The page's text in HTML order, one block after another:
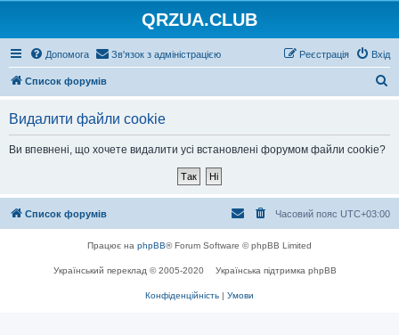
QRZUA.CLUB
Допомога Зв'язок з адміністрацією Вхід
Реєстрація
Список форумів
Видалити файли cookie
Ви впевнені, що хочете видалити усі встановлені форумом файли cookie?
Список форумів Часовий пояс UTC+03:00
Працює на phpBB® Forum Software © phpBB Limited
Український переклад © 2005-2020 Українська підтримка phpBB
Конфіденційність | Умови